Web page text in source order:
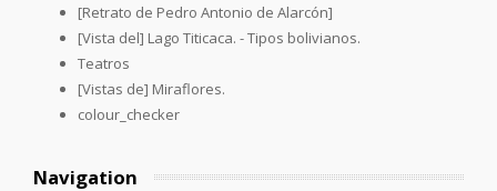
[Retrato de Pedro Antonio de Alarcón]
[Vista del] Lago Titicaca. - Tipos bolivianos.
Teatros
[Vistas de] Miraflores.
colour_checker
Navigation